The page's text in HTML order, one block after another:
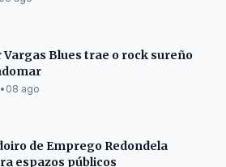
Vargas Blues trae o rock sureño
• 08 ago
de Emprego Redondela
espazos públicos